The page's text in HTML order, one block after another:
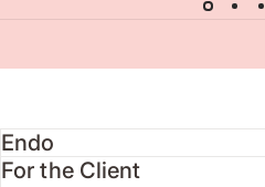
Endo
For the Client